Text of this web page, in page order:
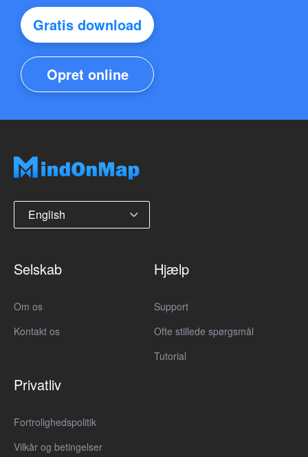
Gratis download
Opret online
English
Selskab
Om os
Kontakt os
Hjælp
Support
Ofte stillede spørgsmål
Tutorial
Privatliv
Fortrolighedspolitik
Vilkår og betingelser